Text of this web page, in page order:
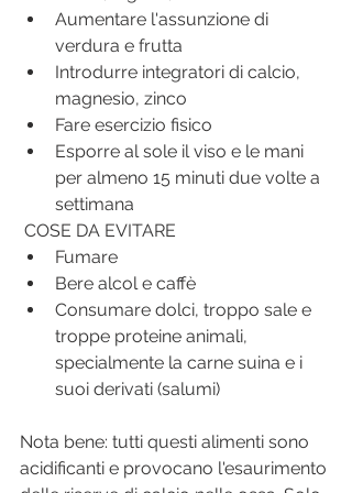
Aumentare l'assunzione di
verdura e frutta
Introdurre integratori di calcio,
magnesio, zinco
Fare esercizio fisico
Esporre al sole il viso e le mani
per almeno 15 minuti due volte a
settimana
COSE DA EVITARE
Fumare
Bere alcol e caffè
Consumare dolci, troppo sale e
troppe proteine animali,
specialmente la carne suina e i
suoi derivati (salumi)
Nota bene: tutti questi alimenti sono
acidificanti e provocano l'esaurimento